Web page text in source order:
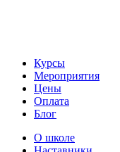
Курсы
Мероприятия
Цены
Оплата
Блог
О школе